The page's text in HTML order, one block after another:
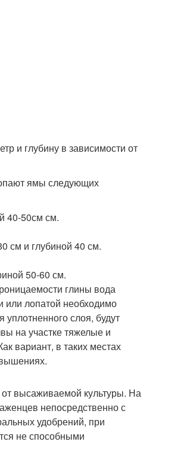
и глубину в зависимости от
ямы следующих
40-50см см.
см и глубиной 40 см.
50-60 см.
глины вода
или лопатой необходимо
слоя, будут
на участке тяжелые и
вариант, в таких местах
высаживаемой культуры. На
непосредственно с
удобрений, при
не способными